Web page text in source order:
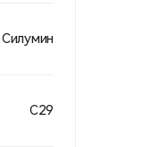
Силумин
С29